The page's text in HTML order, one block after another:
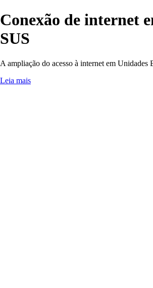
Conexão de internet
SUS
A ampliação do acesso à internet em
Leia mais